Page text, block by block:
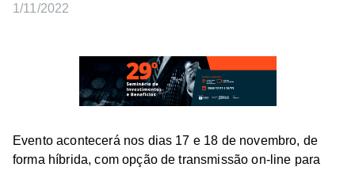
1/11/2022
Evento acontecerá nos dias 17 e 18 de novembro, de
forma híbrida, com opção de transmissão on-line para